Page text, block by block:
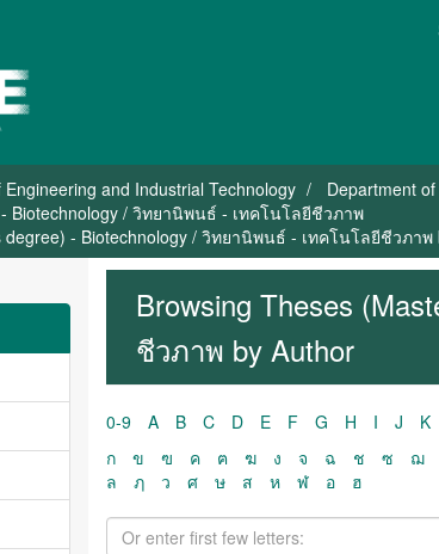
Engineering and Industrial Technology
Department
Biotechnology / วิทยานิพนธ์ - เทคโนโลยีชีวภาพ
degree) - Biotechnology / วิทยานิพนธ์ - เทคโนโลยีชีวภาพ
Browsing Theses
ชีวภาพ by Author
0-9 A B C D E F G H I J K
ก
ข ฃ ค ฅ ฆ ง จ ฉ ช ซ ฌ
ล
ฦ ว ศ ษ ส ห ฬ อ ฮ